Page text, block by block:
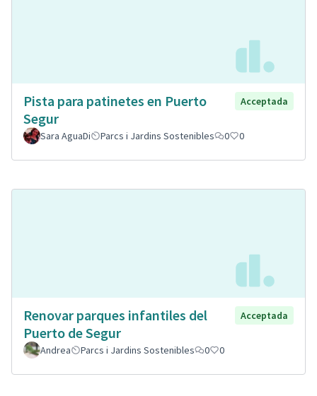
Pista para patinetes en Puerto
Segur
Acceptada
Sara AguaDi Parcs i Jardins Sostenibles 0 0
Renovar parques infantiles del
Puerto de Segur
Acceptada
Andrea Parcs i Jardins Sostenibles 0 0